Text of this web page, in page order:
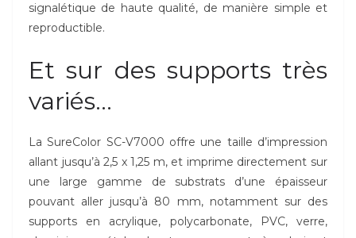
signalétique de haute qualité, de manière simple et
reproductible.
Et sur des supports très
variés…
La SureColor SC-V7000 offre une taille d’impression
allant jusqu’à 2,5 x 1,25 m, et imprime directement sur
une large gamme de substrats d’une épaisseur
pouvant aller jusqu’à 80 mm, notamment sur des
supports en acrylique, polycarbonate, PVC, verre,